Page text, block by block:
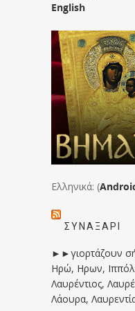
English
Ελληνικά: (
ΣΥΝΑΞΆΡΙ
►►γιορτάζουν
Ηρώ, Ηρων,
Λαυρέντιος,
Λάουρα,